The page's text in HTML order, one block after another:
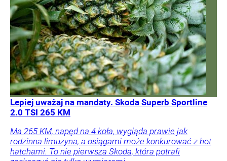
Lepiej uważaj na mandaty. Skoda Superb Sportline
2.0 TSI 265 KM
Ma 265 KM, napęd na 4 koła, wygląda prawie jak
rodzinna limuzyna, a osiągami może konkurować z hot
hatchami. To nie pierwsza Skoda, która potrafi